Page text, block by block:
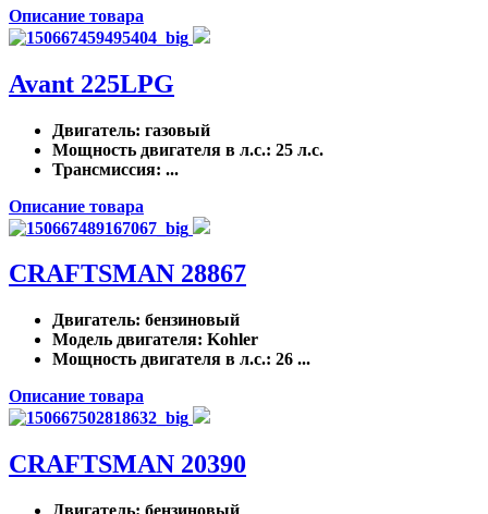
Описание товара
Avant 225LPG
Двигатель: газовый
Мощность двигателя в л.с.: 25 л.с.
Трансмиссия: ...
Описание товара
CRAFTSMAN 28867
Двигатель: бензиновый
Модель двигателя: Kohler
Мощность двигателя в л.с.: 26 ...
Описание товара
CRAFTSMAN 20390